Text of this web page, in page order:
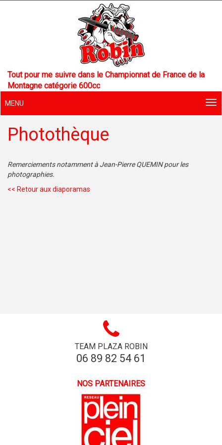
Tout pour me suivre dans le Championnat de France de la
Montagne catégorie 600cc
MENU
Photothèque
Remerciements notamment à Jean-Pierre QUEMIN pour les
photographies.
<< Retour aux diaporamas
TEAM PLAZA ROBIN
06 89 82 54 61
NOS PARTENAIRES